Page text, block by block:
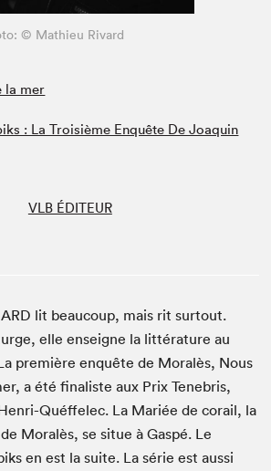
© Mathieu Rivard
la mer
: La Troisième Enquête De Joaquin
VLB ÉDITEUR
lit beaucoup, mais rit surtout.
elle enseigne la littérature au
première enquête de Moralès, Nous
a été finaliste aux Prix Tenebris,
Quéffelec. La Mariée de corail, la
Moralès, se situe à Gaspé. Le
en est la suite. La série est aussi